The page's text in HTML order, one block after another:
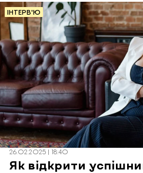
Запоріжжя» вона
підприємцям організувати
місяців.
ІНТЕРВ'Ю
26.02.2025 | 18:40
Як відкрити